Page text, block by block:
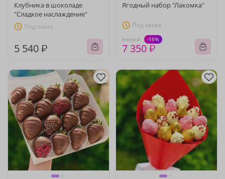
Клубника в шоколаде
"Сладкое наслаждение"
Под заказ
5 540 ₽
Ягодный набор "Лакомка"
Под заказ
8 650 ₽ -15%
7 350 ₽